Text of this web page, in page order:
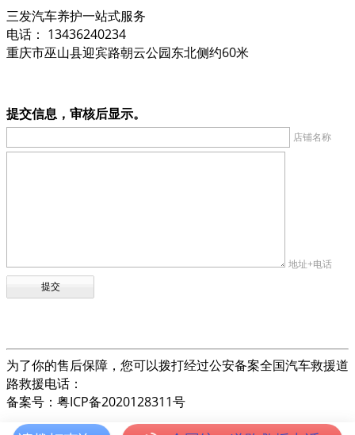
三发汽车养护一站式服务
电话： 13436240234
重庆市巫山县迎宾路朝云公园东北侧约60米
提交信息，审核后显示。
店铺名称
地址+电话
为了你的售后保障，您可以拨打经过公安备案全国汽车救援道
路救援电话：
备案号：粤ICP备2020128311号